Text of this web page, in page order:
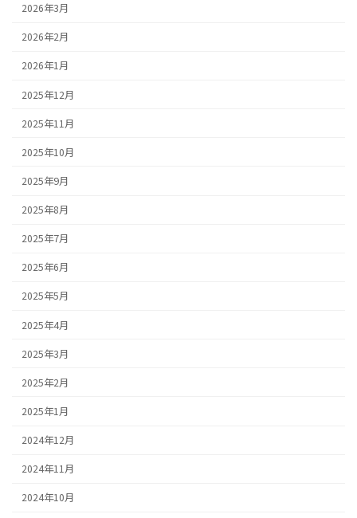
2026年3月
2026年2月
2026年1月
2025年12月
2025年11月
2025年10月
2025年9月
2025年8月
2025年7月
2025年6月
2025年5月
2025年4月
2025年3月
2025年2月
2025年1月
2024年12月
2024年11月
2024年10月